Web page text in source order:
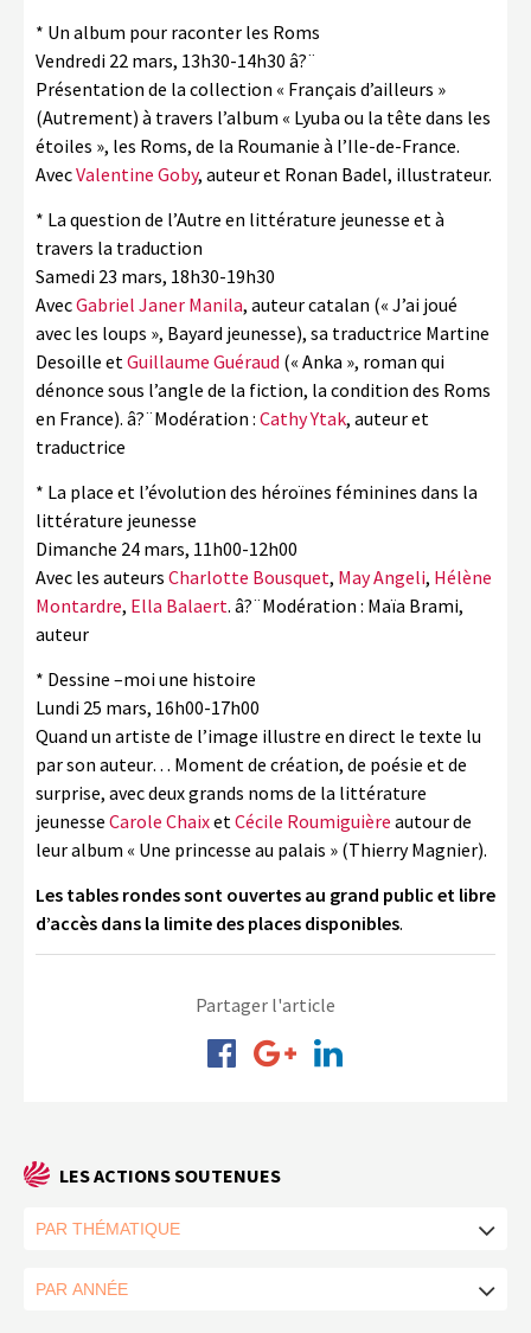
* Un album pour raconter les Roms
Vendredi 22 mars, 13h30-14h30 â?¨
Présentation de la collection « Français d’ailleurs »
(Autrement) à travers l’album « Lyuba ou la tête dans les
étoiles », les Roms, de la Roumanie à l’Ile-de-France.
AvecValentine Goby, auteur et Ronan Badel, illustrateur.
* La question de l’Autre en littérature jeunesse et à
travers la traduction
Samedi 23 mars, 18h30-19h30
AvecGabriel Janer Manila, auteur catalan (« J’ai joué
avec les loups », Bayard jeunesse), sa traductrice Martine
Desoille etGuillaume Guéraud (« Anka », roman qui
dénonce sous l’angle de la fiction, la condition des Roms
en France). â?¨Modération : Cathy Ytak, auteur et
traductrice
* La place et l’évolution des héroïnes féminines dans la
littérature jeunesse
Dimanche 24 mars, 11h00-12h00
Avec les auteurs Charlotte Bousquet, May Angeli, Hélène
Montardre, Ella Balaert. â?¨Modération : Maïa Brami,
auteur
* Dessine –moi une histoire
Lundi 25 mars, 16h00-17h00
Quand un artiste de l’image illustre en direct le texte lu
par son auteur… Moment de création, de poésie et de
surprise, avec deux grands noms de la littérature
jeunesse Carole ChaixetCécile Roumiguière autour de
leur album « Une princesse au palais » (Thierry Magnier).
Les tables rondes sont ouvertes au grand public et libre
d’accès dans la limite des places disponibles.
Partager l'article
LES ACTIONS SOUTENUES